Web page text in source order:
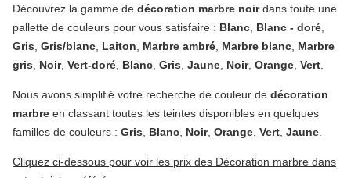
Découvrez la gamme de décoration marbre noirdans toute une
pallette de couleurs pour vous satisfaire : Blanc Blanc - doré
Gris Gris/blanc Laiton Marbre ambré Marbre blanc Marbre
gris
Noir, Vert-doré Blanc Gris Jaune Noir, Orange Vert
Nous avons simplifié votre recherche de couleur de décoration
marbre en classant toutes les teintes disponibles en quelques
familles de couleurs : Gris Blanc Noir, Orange Vert Jaune
Cliquez ci-dessous pour voir les prix des Décoration marbre dans